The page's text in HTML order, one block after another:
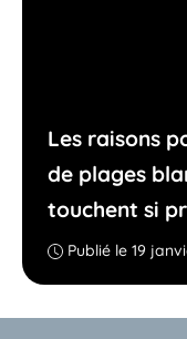
Les raisons
de plages
touchent si
Publié le 19